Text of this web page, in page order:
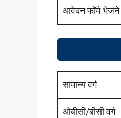
आवेदन फॉर्म भेजने
सामान्य वर्ग
ओबीसी/बीसी वर्ग